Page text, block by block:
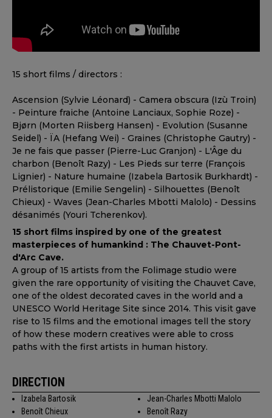
15 short films / directors :
Ascension (Sylvie Léonard) - Camera obscura (Izù Troin)
- Peinture fraiche (Antoine Lanciaux, Sophie Roze) -
Bjørn (Morten Riisberg Hansen) - Evolution (Susanne
Seidel) - ÏA (Hefang Wei) - Graines (Christophe Gautry) -
Je ne fais que passer (Pierre-Luc Granjon) - L'Âge du
charbon (Benoît Razy) - Les Pieds sur terre (François
Lignier) - Nature humaine (Izabela Bartosik Burkhardt) -
Prélistorique (Emilie Sengelin) - Silhouettes (Benoît
Chieux) - Waves (Jean-Charles Mbotti Malolo) - Dessins
désanimés (Youri Tcherenkov).
15 short films inspired by one of the greatest
masterpieces of humankind : The Chauvet-Pont-
d'Arc Cave.
A group of 15 artists from the Folimage studio were
given the rare opportunity of visiting the Chauvet Cave,
one of the oldest decorated caves in the world and a
UNESCO World Heritage Site since 2014. This visit gave
rise to 15 films and the emotional images tell the story
of how these modern creatives were able to cross
paths with the first artists in human history.
DIRECTION
Izabela Bartosik
Benoît Chieux
Jean-Charles Mbotti Malolo
Benoît Razy